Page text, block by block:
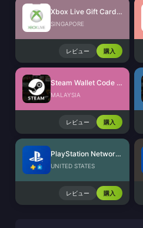
Xbox Live Gift Card (SG)
SINGAPORE
レビュー 購入
Steam Wallet Code (MYR)
MALAYSIA
レビュー 購入
PlayStation Network Card (US)
UNITED STATES
レビュー 購入